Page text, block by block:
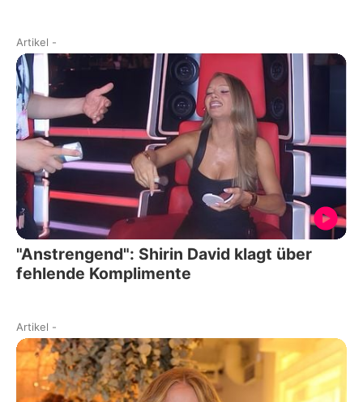
Artikel -
"Anstrengend": Shirin David klagt über
fehlende Komplimente
Artikel -